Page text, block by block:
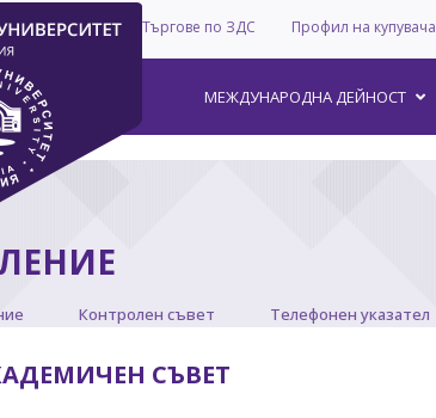
Профил на купувача
Търгове по ЗДС
МЕЖДУНАРОДНА ДЕЙНОСТ
Контролен съвет Телефонен указател
СЪВЕТ